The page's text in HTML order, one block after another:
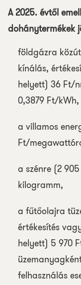
A 2025. évtől
dohánytermékek
földgázra
kínálás,
helyett) 36 Ft/
0,3879 Ft/kWh,
a villamos
Ft/
a szénre (2
kilogramm,
a fűtőolajra
értékesítés
helyett) 5 970
felhasználás